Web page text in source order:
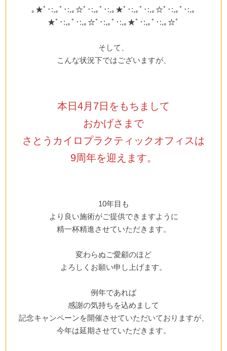
｡★ﾟ･:,｡ﾟ･:,｡☆ﾟ･:,｡ﾟ･:,｡★ﾟ･:,｡ﾟ･:,｡☆ﾟ･:,｡ﾟ･:,｡
★ﾟ･:,｡ﾟ･:,｡☆ﾟ･:,｡ﾟ･:,｡★ﾟ･:,｡ﾟ･:,｡☆ﾟ
そして、
こんな状況下ではございますが、
本日4月7日をもちまして
おかげさまで
さとうカイロプラクティックオフィスは
9周年を迎えます。
10年目も
より良い施術がご提供できますように
精一杯精進させていただきます。
変わらぬご愛顧のほど
よろしくお願い申し上げます。
例年であれば
感謝の気持ちを込めまして
記念キャンペーンを開催させていただいておりますが、
今年は延期させていただきます。